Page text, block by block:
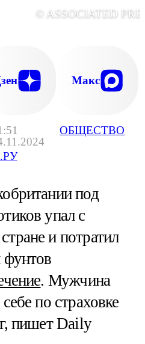
ОБЩЕСТВО
© ASSOCIATED
Макс
под
упал с
и потратил
фунтов
. Мужчина
по страховке
пишет Daily